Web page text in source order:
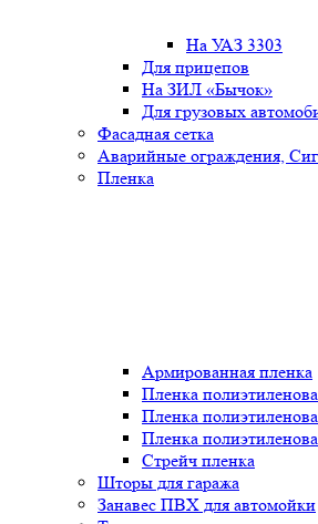
На УАЗ 3303
Для прицепов
На ЗИЛ «Бычок»
Для грузовых
Фасадная сетка
Аварийные ограждения,
Пленка
Армированная пленка
Пленка
Пленка
Пленка
Стрейч пленка
Шторы для гаража
Занавес ПВХ для автомойки